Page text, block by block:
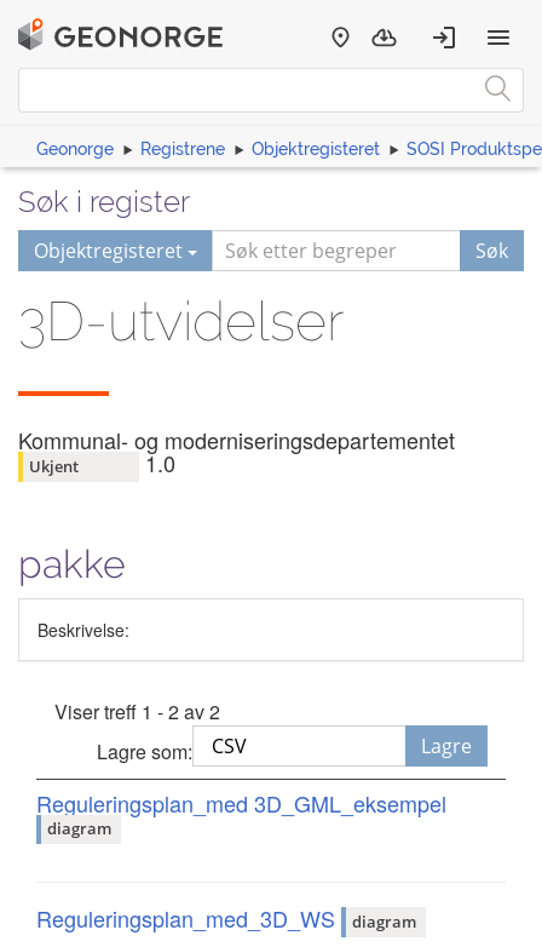
Geonorge Registrene Objektregisteret SOSI
Søk i register
Objektregisteret Søk
3D-utvidelser
Kommunal- og moderniseringsdepartementet
Ukjent 1.0
pakke
Beskrivelse:
Viser treff 1 - 2 av 2
Lagre som:
Lagre
Reguleringsplan_med 3D_GML_eksempel
diagram
Reguleringsplan_med_3D_WS diagram